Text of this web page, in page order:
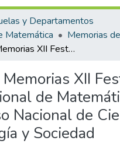
y Departamentos
Matemática
Memorias
Libro de Memorias XII Festival Internacional de Matemáticas - XXII Congreso Nacional de Ciencia, Tecnología y Sociedad
XII
de
Nacional de
y Sociedad